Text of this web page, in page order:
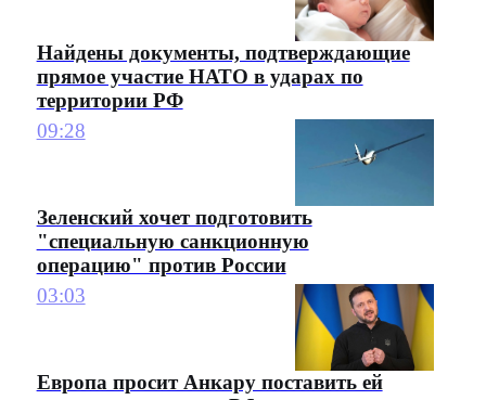
Найдены документы, подтверждающие
прямое участие НАТО в ударах по
территории РФ
09:28
Зеленский хочет подготовить
"специальную санкционную
операцию" против России
03:03
Европа просит Анкару поставить ей